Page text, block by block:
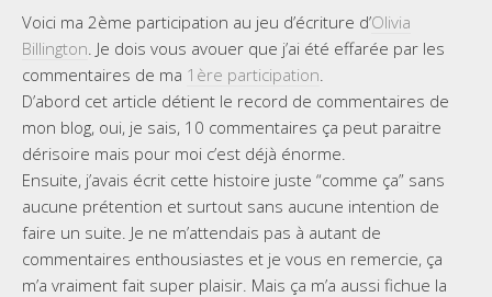
Voici ma 2ème participation au jeu d’écriture d’Olivia
Billington . Je dois vous avouer que j’ai été effarée par les
commentaires de ma 1ère participation
D’abord cet article détient le record de commentaires de
mon blog, oui, je sais, 10 commentaires ça peut paraitre
dérisoire mais pour moi c’est déjà énorme.
Ensuite, j’avais écrit cette histoire juste “comme ça” sans
aucune prétention et surtout sans aucune intention de
faire un suite. Je ne m’attendais pas à autant de
commentaires enthousiastes et je vous en remercie, ça
m’a vraiment fait super plaisir. Mais ça m’a aussi fichue la